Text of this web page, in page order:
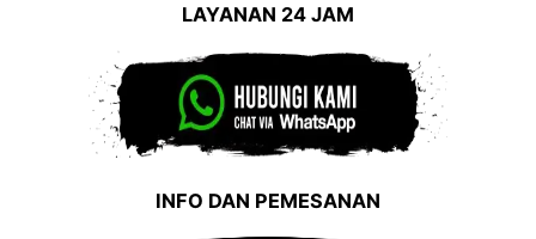
LAYANAN 24 JAM
INFO DAN PEMESANAN